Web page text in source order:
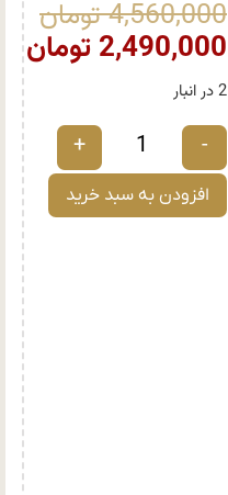
4,560,000تومان
2,490,000تومان
2 در انبار
-
+
افزودن به سبد خرید